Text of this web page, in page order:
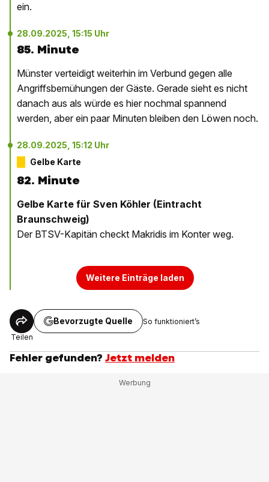
ein.
28.09.2025, 15:15 Uhr
85. Minute
Münster verteidigt weiterhin im Verbund gegen alle
Angriffsbemühungen der Gäste. Gerade sieht es nicht
danach aus als würde es hier nochmal spannend
werden, aber ein paar Minuten bleiben den Löwen noch.
28.09.2025, 15:12 Uhr
Gelbe Karte
82. Minute
Gelbe Karte für Sven Köhler (Eintracht
Braunschweig)
Der BTSV-Kapitän checkt Makridis im Konter weg.
Weitere Einträge laden
Teilen
Bevorzugte Quelle So funktioniert’s
Fehler gefunden? Jetzt melden